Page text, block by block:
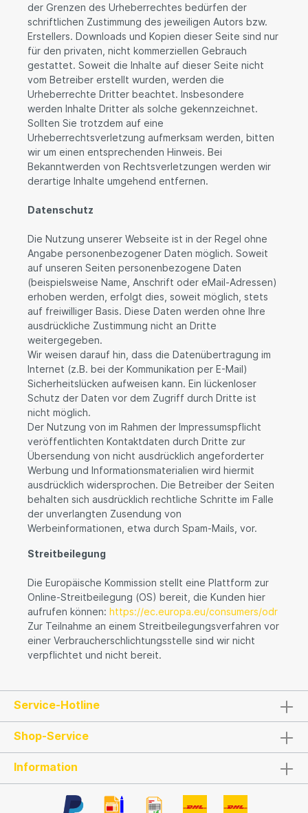
der Grenzen des Urheberrechtes bedürfen der
schriftlichen Zustimmung des jeweiligen Autors bzw.
Erstellers. Downloads und Kopien dieser Seite sind nur
für den privaten, nicht kommerziellen Gebrauch
gestattet. Soweit die Inhalte auf dieser Seite nicht
vom Betreiber erstellt wurden, werden die
Urheberrechte Dritter beachtet. Insbesondere
werden Inhalte Dritter als solche gekennzeichnet.
Sollten Sie trotzdem auf eine
Urheberrechtsverletzung aufmerksam werden, bitten
wir um einen entsprechenden Hinweis. Bei
Bekanntwerden von Rechtsverletzungen werden wir
derartige Inhalte umgehend entfernen.
Datenschutz
Die Nutzung unserer Webseite ist in der Regel ohne
Angabe personenbezogener Daten möglich. Soweit
auf unseren Seiten personenbezogene Daten
(beispielsweise Name, Anschrift oder eMail-Adressen)
erhoben werden, erfolgt dies, soweit möglich, stets
auf freiwilliger Basis. Diese Daten werden ohne Ihre
ausdrückliche Zustimmung nicht an Dritte
weitergegeben.
Wir weisen darauf hin, dass die Datenübertragung im
Internet (z.B. bei der Kommunikation per E-Mail)
Sicherheitslücken aufweisen kann. Ein lückenloser
Schutz der Daten vor dem Zugriff durch Dritte ist
nicht möglich.
Der Nutzung von im Rahmen der Impressumspflicht
veröffentlichten Kontaktdaten durch Dritte zur
Übersendung von nicht ausdrücklich angeforderter
Werbung und Informationsmaterialien wird hiermit
ausdrücklich widersprochen. Die Betreiber der Seiten
behalten sich ausdrücklich rechtliche Schritte im Falle
der unverlangten Zusendung von
Werbeinformationen, etwa durch Spam-Mails, vor.
Streitbeilegung
Die Europäische Kommission stellt eine Plattform zur
Online-Streitbeilegung (OS) bereit, die Kunden hier
aufrufen können: https://ec.europa.eu/consumers/odr
Zur Teilnahme an einem Streitbeilegungsverfahren vor
einer Verbraucherschlichtungsstelle sind wir nicht
verpflichtet und nicht bereit.
Service-Hotline
Shop-Service
Information